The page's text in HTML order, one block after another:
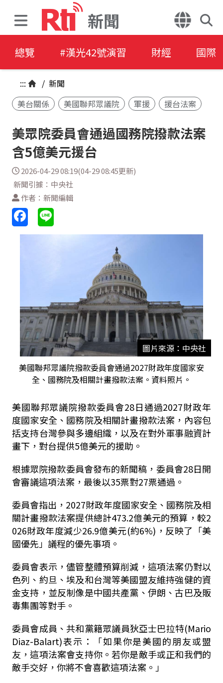
新聞
總覽 #漢光42號演習 財經 國際
::: / 新聞
美台關係
美國聯邦眾議院 軍援 援台法案
美眾院委員會通過國務院撥款法案
含5億美元援台
2026-04-29 08:19(04-29 08:45更新)
新聞引據：中央社
作者：新聞編輯
圖片來源：中央社
美國聯邦眾議院撥款委員會通過2027財政年度國家安
全、國務院及相關計畫撥款法案。資料照片。
美國聯邦眾議院撥款委員會28日通過2027財政年
度國家安全、國務院及相關計畫撥款法案，內容包
括支持台灣參與多邊組織，以及在對外軍事融資計
畫下，對台提供5億美元的援助。
根據眾院撥款委員會發布的新聞稿，委員會28日開
會審議這項法案，最後以35票對27票通過。
委員會指出，2027財政年度國家安全、國務院及相
關計畫撥款法案提供總計473.2億美元的預算，較2
026財政年度減少26.9億美元(約6%)，反映了「美
國優先」議程的優先事項。
委員會表示，儘管整體預算削減，這項法案仍對以
色列、約旦、埃及和台灣等美國盟友維持強健的資
金支持，並反制像是中國共產黨、伊朗、古巴及販
毒集團等對手。
委員會成員、共和黨籍眾議員狄亞士巴拉特(Mario
Diaz-Balart)表示：「如果你是美國的朋友或盟
友，這項法案會支持你。若你是敵手或正和我們的
敵手交好，你將不會喜歡這項法案。」